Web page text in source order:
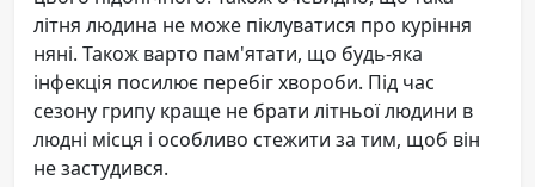
літня людина не може піклуватися про куріння
няні. Також варто пам'ятати, що будь-яка
інфекція посилює перебіг хвороби. Під час
сезону грипу краще не брати літньої людини в
людні місця і особливо стежити за тим, щоб він
не застудився.